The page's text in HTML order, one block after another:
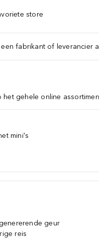
store
fabrikant of leverancier
gehele online
mini's
geur
reis